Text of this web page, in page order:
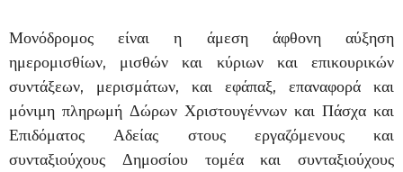
Μονόδρομος είναι η άμεση άφθονη αύξηση
ημερομισθίων, μισθών και κύριων και επικουρικών
συντάξεων, μερισμάτων, και εφάπαξ, επαναφορά και
μόνιμη πληρωμή Δώρων Χριστουγέννων και Πάσχα και
Επιδόματος Αδείας στους εργαζόμενους και
συνταξιούχους Δημοσίου τομέα και συνταξιούχους